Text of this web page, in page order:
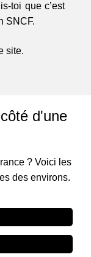
toi que c’est
SNCF.
site.
d'une
? Voici les
des environs.